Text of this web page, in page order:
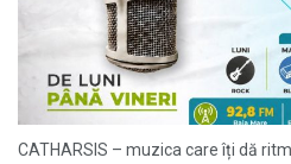
CATHARSIS – muzica care îți dă